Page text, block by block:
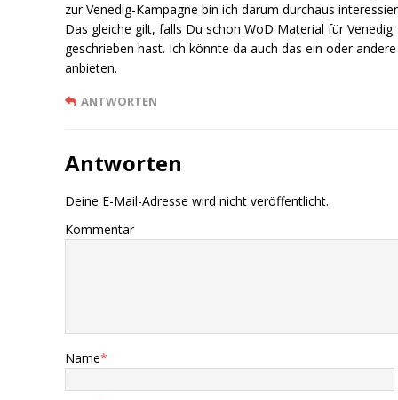
zur Venedig-Kampagne bin ich darum durchaus
Das gleiche gilt, falls Du schon WoD Material für Venedig
geschrieben hast. Ich könnte da auch das ein oder andere
anbieten.
ANTWORTEN
Antworten
Deine E-Mail-Adresse wird nicht veröffentlicht.
Kommentar
Name*